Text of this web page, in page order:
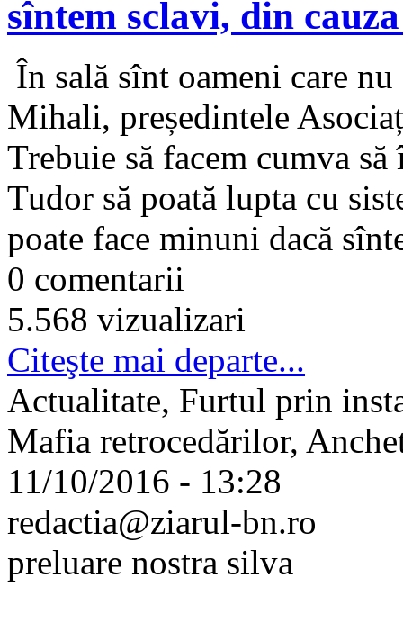
sîntem sclavi, din
În sală sînt oameni care
Mihali, președintele
Trebuie să facem cumva
Tudor să poată lupta cu
poate face minuni dacă
0 comentarii
5.568 vizualizari
Citeşte mai departe...
Actualitate, Furtul prin
Mafia retrocedărilor,
11/10/2016 - 13:28
redactia@ziarul-bn.ro
preluare nostra silva